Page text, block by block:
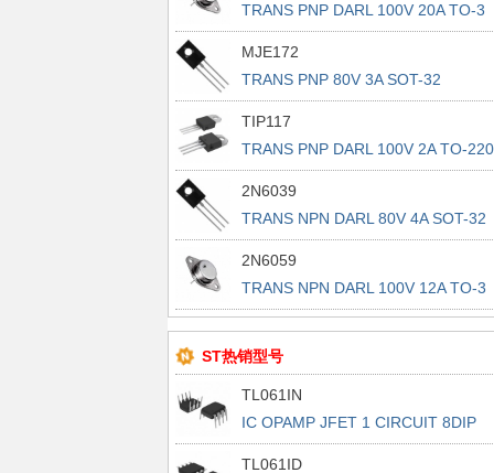
TRANS PNP DARL 100V 20A TO-3
MJE172
TRANS PNP 80V 3A SOT-32
TIP117
TRANS PNP DARL 100V 2A TO-220
2N6039
TRANS NPN DARL 80V 4A SOT-32
2N6059
TRANS NPN DARL 100V 12A TO-3
ST热销型号
TL061IN
IC OPAMP JFET 1 CIRCUIT 8DIP
TL061ID